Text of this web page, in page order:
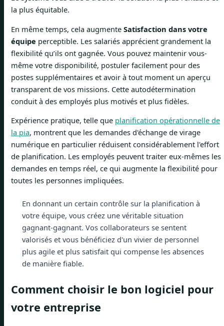
la plus équitable.
En même temps, cela augmente Satisfaction dans votre
équipe perceptible. Les salariés apprécient grandement la
flexibilité qu’ils ont gagnée. Vous pouvez maintenir vous-
même votre disponibilité, postuler facilement pour des
postes supplémentaires et avoir à tout moment un aperçu
transparent de vos missions. Cette autodétermination
conduit à des employés plus motivés et plus fidèles.
Expérience pratique, telle que planification opérationnelle de
la pia, montrent que les demandes d'échange de virage
numérique en particulier réduisent considérablement l'effort
de planification. Les employés peuvent traiter eux-mêmes les
demandes en temps réel, ce qui augmente la flexibilité pour
toutes les personnes impliquées.
En donnant un certain contrôle sur la planification à
votre équipe, vous créez une véritable situation
gagnant-gagnant. Vos collaborateurs se sentent
valorisés et vous bénéficiez d'un vivier de personnel
plus agile et plus satisfait qui compense les absences
de manière fiable.
Comment choisir le bon logiciel pour
votre entreprise